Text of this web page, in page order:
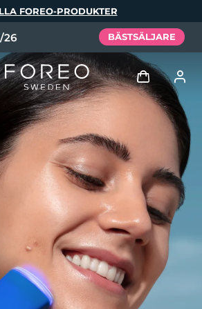
FOREO-PRODUKTER
26 BÄSTSÄLJARE
Logga in
Användarprofil
Mina enheter
Mina beställningar
Mina adresser
Mina prenumerationer
Tech Elixir
Set
Deutsch
Español
Português
Русский
简体中文 繁體中文